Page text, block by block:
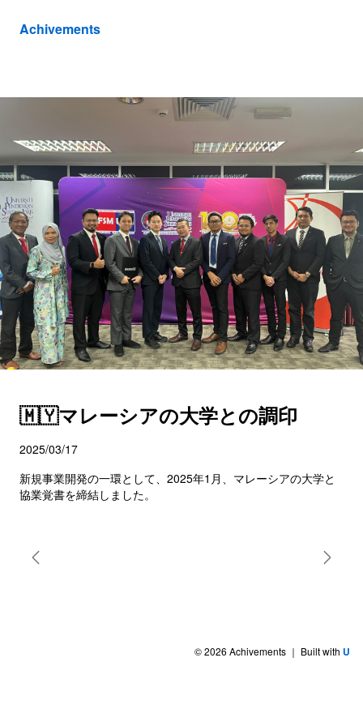
Achivements
🇲🇾マレーシアの大学との調印
2025/03/17
新規事業開発の一環として、2025年1月、マレーシアの大学と
協業覚書を締結しました。
©2026 Achivements ｜ Built with U